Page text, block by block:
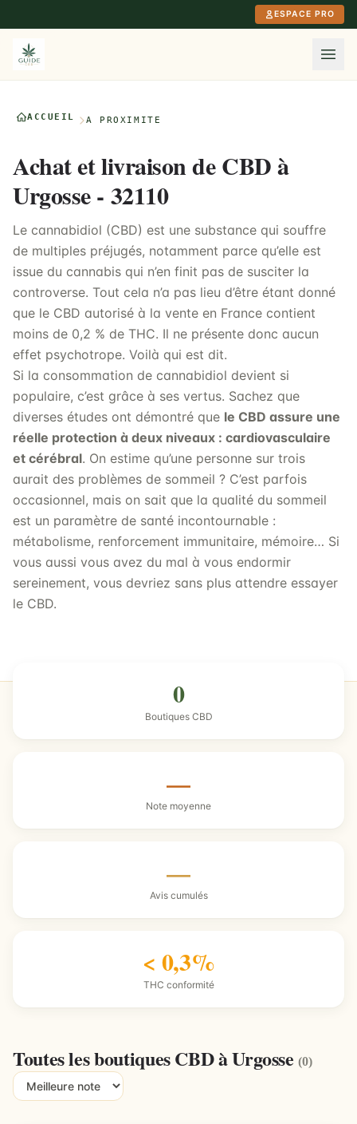
ESPACE PRO
ACCUEIL À PROXIMITÉ
Achat et livraison de CBD à
Urgosse - 32110
Le cannabidiol (CBD) est une substance qui souffre
de multiples préjugés, notamment parce qu’elle est
issue du cannabis qui n’en finit pas de susciter la
controverse. Tout cela n’a pas lieu d’être étant donné
que le CBD autorisé à la vente en France contient
moins de 0,2 % de THC. Il ne présente donc aucun
effet psychotrope. Voilà qui est dit.
Si la consommation de cannabidiol devient si
populaire, c’est grâce à ses vertus. Sachez que
diverses études ont démontré que le CBD assure une
réelle protection à deux niveaux : cardiovasculaire
et cérébral. On estime qu’une personne sur trois
aurait des problèmes de sommeil ? C’est parfois
occasionnel, mais on sait que la qualité du sommeil
est un paramètre de santé incontournable :
métabolisme, renforcement immunitaire, mémoire… Si
vous aussi vous avez du mal à vous endormir
sereinement, vous devriez sans plus attendre essayer
le CBD.
0
Boutiques CBD
—
Note moyenne
—
Avis cumulés
< 0,3%
THC conformité
Toutes les boutiques CBD à Urgosse(0)